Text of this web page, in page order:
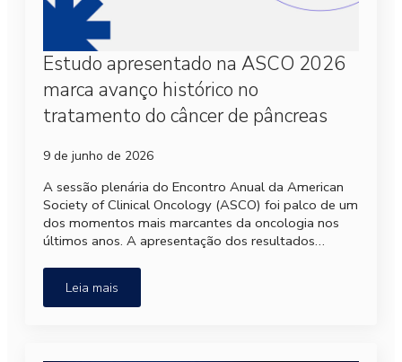
Estudo apresentado na ASCO 2026
marca avanço histórico no
tratamento do câncer de pâncreas
9 de junho de 2026
A sessão plenária do Encontro Anual da American
Society of Clinical Oncology (ASCO) foi palco de um
dos momentos mais marcantes da oncologia nos
últimos anos. A apresentação dos resultados…
Leia mais